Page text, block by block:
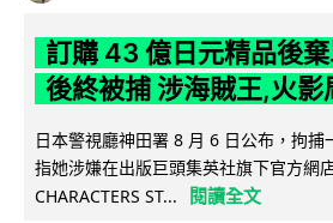
訂購 43 億日元精品後
後終被捕 涉海賊王,火影
日本警視廳神田署 8 月 6 日公布，拘捕
指她涉嫌在出版巨頭集英社旗下官方網
CHARACTERS ST...
閱讀全文